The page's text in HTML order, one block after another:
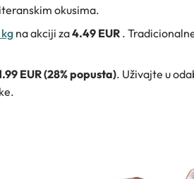
okusima.
na akciji za4.49 EUR .
EUR (28% popusta). Uživajte u